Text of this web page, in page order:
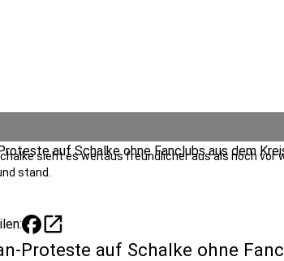
sieht es weitaus freundlicher aus als noch vor
stand.
open_in_new
Proteste auf Schalke ohne